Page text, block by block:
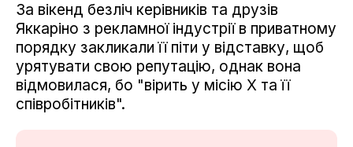
За вікенд безліч керівників та друзів
Яккаріно з рекламної індустрії в приватному
порядку закликали її піти у відставку, щоб
урятувати свою репутацію, однак вона
відмовилася, бо "вірить у місію X та її
співробітників".